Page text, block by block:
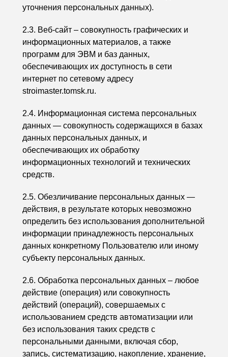
уточнения персональных данных).
2.3. Веб-сайт – совокупность графических и
информационных материалов, а также
программ для ЭВМ и баз данных,
обеспечивающих их доступность в сети
интернет по сетевому адресу
stroimaster.tomsk.ru.
2.4. Информационная система персональных
данных — совокупность содержащихся в базах
данных персональных данных, и
обеспечивающих их обработку
информационных технологий и технических
средств.
2.5. Обезличивание персональных данных —
действия, в результате которых невозможно
определить без использования дополнительной
информации принадлежность персональных
данных конкретному Пользователю или иному
субъекту персональных данных.
2.6. Обработка персональных данных – любое
действие (операция) или совокупность
действий (операций), совершаемых с
использованием средств автоматизации или
без использования таких средств с
персональными данными, включая сбор,
запись, систематизацию, накопление, хранение,